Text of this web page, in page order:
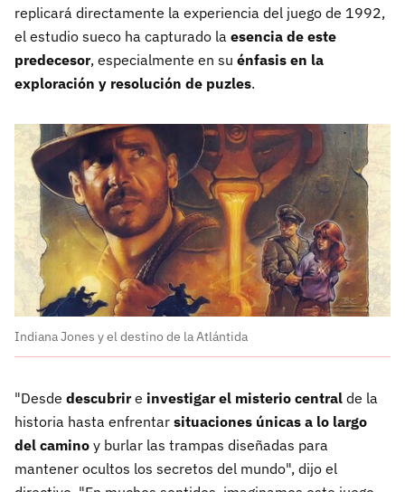
replicará directamente la experiencia del juego de 1992,
el estudio sueco ha capturado la esencia de este
predecesor, especialmente en su énfasis en la
exploración y resolución de puzles.
Indiana Jones y el destino de la Atlántida
"Desde descubrire investigar el misterio central de la
historia hasta enfrentar situaciones únicas a lo largo
del camino y burlar las trampas diseñadas para
mantener ocultos los secretos del mundo", dijo el